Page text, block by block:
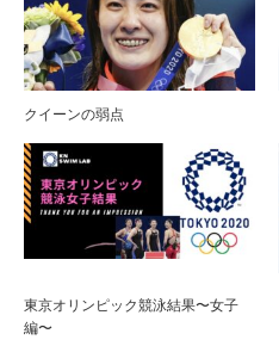
クイーンの弱点
東京オリンピック競泳結果〜女子
編〜